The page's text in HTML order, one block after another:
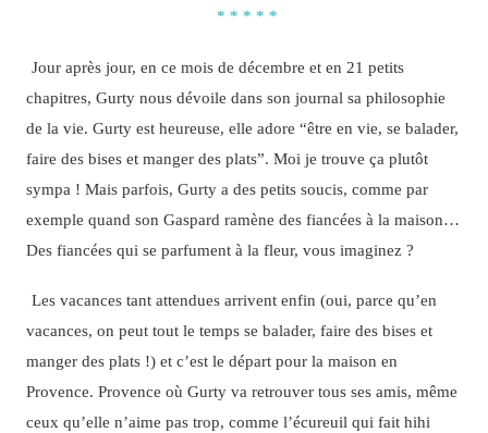
* * * * *
Jour après jour, en ce mois de décembre et en 21 petits
chapitres, Gurty nous dévoile dans son journal sa philosophie
de la vie. Gurty est heureuse, elle adore “être en vie, se balader,
faire des bises et manger des plats”. Moi je trouve ça plutôt
sympa ! Mais parfois, Gurty a des petits soucis, comme par
exemple quand son Gaspard ramène des fiancées à la maison…
Des fiancées qui se parfument à la fleur, vous imaginez ?
Les vacances tant attendues arrivent enfin (oui, parce qu’en
vacances, on peut tout le temps se balader, faire des bises et
manger des plats !) et c’est le départ pour la maison en
Provence. Provence où Gurty va retrouver tous ses amis, même
ceux qu’elle n’aime pas trop, comme l’écureuil qui fait hihi